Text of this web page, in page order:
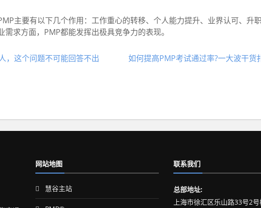
主要有以下几个作用：工作重心的转移、个人能力提升、业界认可、升
求方面，PMP都能发挥出极具竞争力的表现。
，这个问题不可能回答不出 如何提高PMP考试通过率?一大波干货
网站地图
慧谷主站
联系我们
总部地址:
上海市徐汇区乐山路33号2